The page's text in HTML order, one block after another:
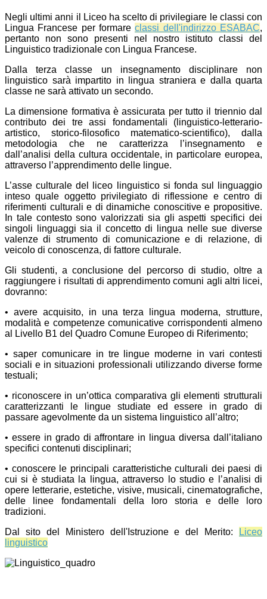
Negli ultimi anni il Liceo ha scelto di privilegiare le classi con
Lingua Francese per formareclassi dell'indirizzo ESABAC,
pertanto non sono presenti nel nostro istituto classi del
Linguistico tradizionale con Lingua Francese.
Dalla terza classe un insegnamento disciplinare non
linguistico sarà impartito in lingua straniera e dalla quarta
classe ne sarà attivato un secondo.
La dimensione formativa è assicurata per tutto il triennio dal
contributo dei tre assi fondamentali (linguistico-letterario-
artistico, storico-filosofico matematico-scientifico), dalla
metodologia che ne caratterizza l’insegnamento e
dall’analisi della cultura occidentale, in particolare europea,
attraverso l’apprendimento delle lingue.
L’asse culturale del liceo linguistico si fonda sul linguaggio
inteso quale oggetto privilegiato di riflessione e centro di
riferimenti culturali e di dinamiche conoscitive e propositive.
In tale contesto sono valorizzati sia gli aspetti specifici dei
singoli linguaggi sia il concetto di lingua nelle sue diverse
valenze di strumento di comunicazione e di relazione, di
veicolo di conoscenza, di fattore culturale.
Gli studenti, a conclusione del percorso di studio, oltre a
raggiungere i risultati di apprendimento comuni agli altri licei,
dovranno:
• avere acquisito, in una terza lingua moderna, strutture,
modalità e competenze comunicative corrispondenti almeno
al Livello B1 del Quadro Comune Europeo di Riferimento;
• saper comunicare in tre lingue moderne in vari contesti
sociali e in situazioni professionali utilizzando diverse forme
testuali;
• riconoscere in un’ottica comparativa gli elementi strutturali
caratterizzanti le lingue studiate ed essere in grado di
passare agevolmente da un sistema linguistico all’altro;
• essere in grado di affrontare in lingua diversa dall’italiano
specifici contenuti disciplinari;
• conoscere le principali caratteristiche culturali dei paesi di
cui si è studiata la lingua, attraverso lo studio e l’analisi di
opere letterarie, estetiche, visive, musicali, cinematografiche,
delle linee fondamentali della loro storia e delle loro
tradizioni.
Dal sito del Ministero dell'Istruzione e del Merito:
Liceo
linguistico